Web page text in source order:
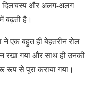
दिलचस्प और अलग-अलग
बढ़ती है।
ने एक बहुत ही बेहतरीन रोल
रखा गया और साथ ही उनकी
रूप से पूरा कराया गया।